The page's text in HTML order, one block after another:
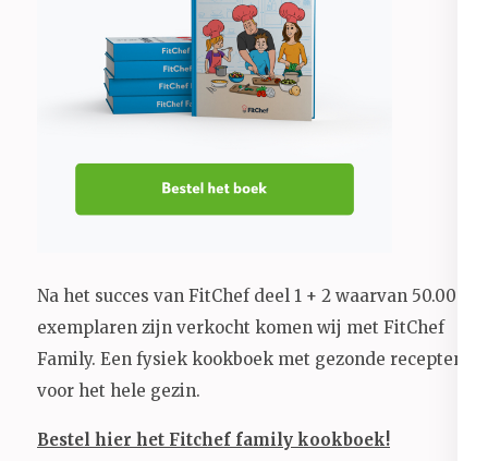
Na het succes van FitChef deel 1 + 2 waarvan 50.000+
exemplaren zijn verkocht komen wij met FitChef
Family. Een fysiek kookboek met gezonde recepten
voor het hele gezin.
Bestel hier het Fitchef family kookboek!